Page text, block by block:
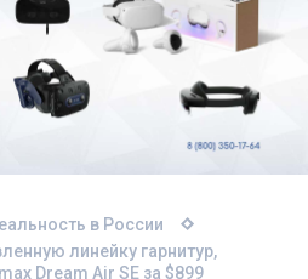
в России
линейку гарнитур,
Dream Air SE за $899